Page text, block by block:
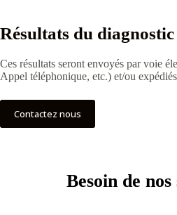
Résultats du diagnostic
Ces résultats seront envoyés par voie
Appel téléphonique, etc.) et/ou
Contactez nous
Besoin de nos